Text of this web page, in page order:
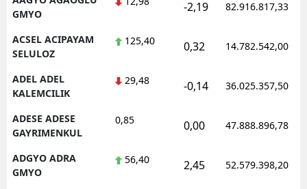
GMYO
-2,19 82.916.817,33
ACSEL ACIPAYAM
SELULOZ
125,40 0,32 14.782.542,00
ADEL ADEL
KALEMCILIK
29,48 -0,14 36.025.357,50
ADESE ADESE
GAYRIMENKUL
0,85 0,00 47.888.896,78
ADGYO ADRA
GMYO
56,40 2,45 52.579.398,20